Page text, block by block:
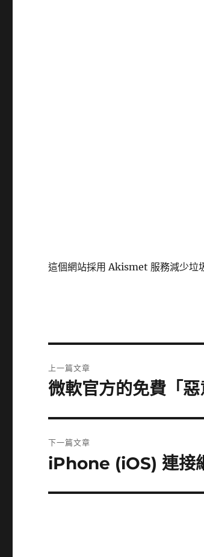
這個網站採用 Akismet 服務減少垃
章
上一篇文章
上
篇
文
章:
微軟官方的免費「
下一篇文章
下
篇
iPhone (iOS) 連接